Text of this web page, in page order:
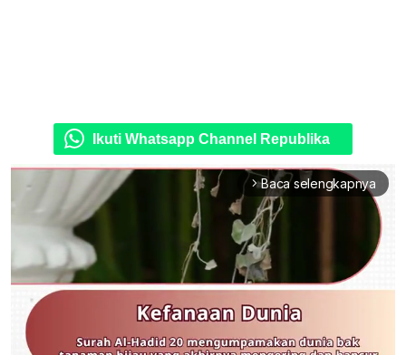
Ikuti Whatsapp Channel Republika
arrow_forward_ios Baca selengkapnya